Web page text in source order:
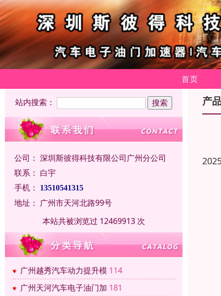
首页
站内搜索：
公司： 深圳斯彼得科技有限公司广州分公司
联系： 白宇
手机：
13510541315
地址： 广州市天河北路99号
本站共被浏览过 12469913 次
广州越秀汽车动力提升模 114
广州天河汽车电子油门加 181
产